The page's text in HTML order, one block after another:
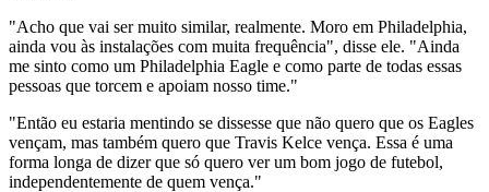
"Acho que vai ser muito similar, realmente. Moro em Philadelphia,
ainda vou às instalações com muita frequência", disse ele. "Ainda
me sinto como um Philadelphia Eagle e como parte de todas essas
pessoas que torcem e apoiam nosso time."
"Então eu estaria mentindo se dissesse que não quero que os Eagles
vençam, mas também quero que Travis Kelce vença. Essa é uma
forma longa de dizer que só quero ver um bom jogo de futebol,
independentemente de quem vença."